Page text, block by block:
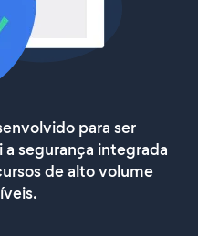
para ser
segurança integrada
de alto volume